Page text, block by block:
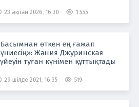
23 ақпан 2026, 16:30 1 555
өткен ең ғажап
Жәния Джуринская
туған күнімен құттықтады
29 шілде 2021, 16:35 519